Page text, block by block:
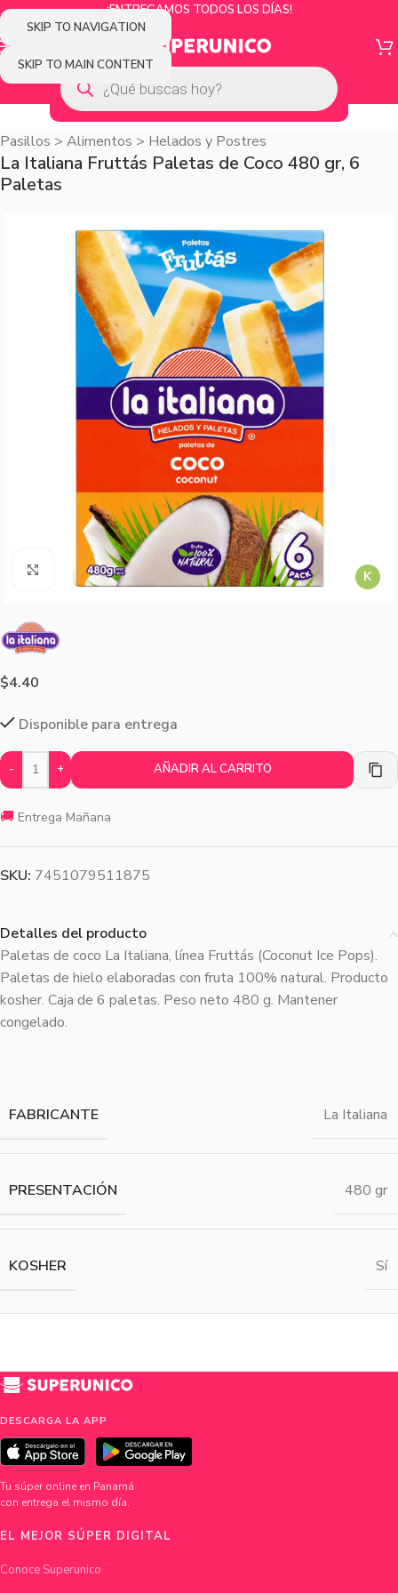
SKIP TO NAVIGATION
SKIP TO MAIN CONTENT
¡ENTREGAMOS TODOS LOS DÍAS!
Pasillos > Alimentos > Helados y Postres
La Italiana Fruttás Paletas de Coco 480 gr, 6
Paletas
K
Agrandar imagen
$4.40
Disponible para entrega
- + AÑADIR AL CARRITO
🚚 Entrega Mañana
SKU: 7451079511875
Detalles del producto
Paletas de coco La Italiana, línea Fruttás (Coconut Ice Pops).
Paletas de hielo elaboradas con fruta 100% natural. Producto
kosher. Caja de 6 paletas. Peso neto 480 g. Mantener
congelado.
FABRICANTE La Italiana
PRESENTACIÓN 480 gr
KOSHER Sí
DESCARGA LA APP
Tu súper online en Panamá
con entrega el mismo día.
EL MEJOR SÚPER DIGITAL
Conoce Superunico